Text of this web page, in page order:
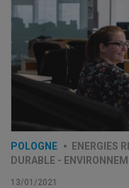
POLOGNE
ENERGIES
DURABLE -
13/01/2021